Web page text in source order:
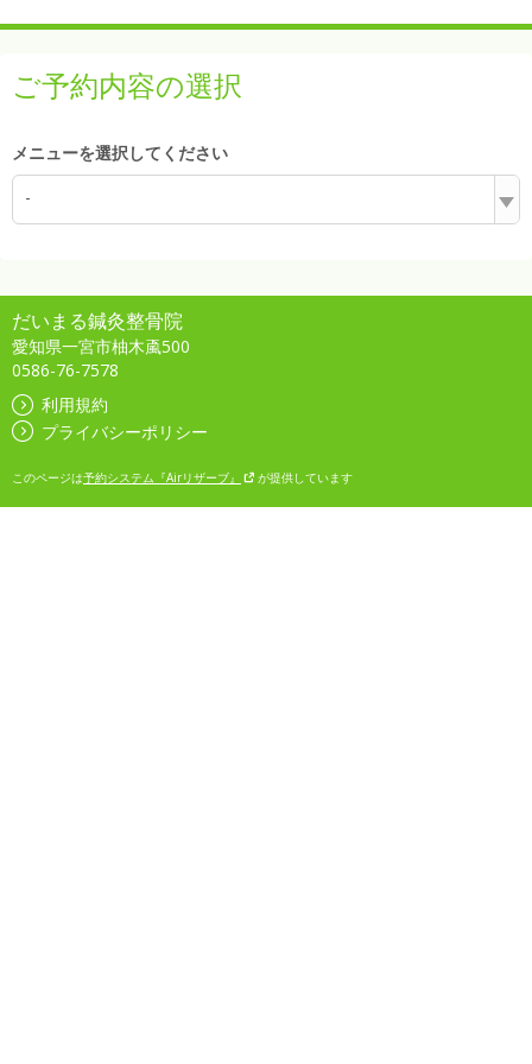
ご予約内容の選択
メニューを選択してください
-
だいまる鍼灸整骨院
愛知県一宮市柚木颪500
0586-76-7578
利用規約
プライバシーポリシー
このページは予約システム『Airリザーブ』 が提供しています